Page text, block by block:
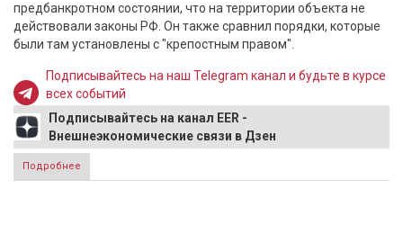
предбанкротном состоянии, что на территории объекта не
действовали законы РФ. Он также сравнил порядки, которые
были там установлены с "крепостным правом".
Подписывайтесь на наш Telegram канал и будьте в курсе
всех событий
Подписывайтесь на канал EER -
Внешнеэкономические связи в Дзен
Подробнее
права" в "Домодедово"